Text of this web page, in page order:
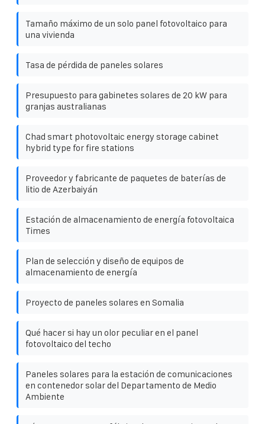
Tamaño máximo de un solo panel fotovoltaico para
una vivienda
Tasa de pérdida de paneles solares
Presupuesto para gabinetes solares de 20 kW para
granjas australianas
Chad smart photovoltaic energy storage cabinet
hybrid type for fire stations
Proveedor y fabricante de paquetes de baterías de
litio de Azerbaiyán
Estación de almacenamiento de energía fotovoltaica
Times
Plan de selección y diseño de equipos de
almacenamiento de energía
Proyecto de paneles solares en Somalia
Qué hacer si hay un olor peculiar en el panel
fotovoltaico del techo
Paneles solares para la estación de comunicaciones
en contenedor solar del Departamento de Medio
Ambiente